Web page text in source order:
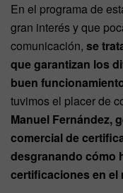
En el programa de
gran interés y que
comunicación, se
que garantizan los
buen
tuvimos el placer de
Manuel Fernández,
comercial de
desgranando cómo
certificaciones en